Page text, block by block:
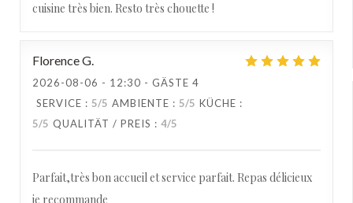
cuisine très bien. Resto très chouette !
FlorenceG
2026-08-06 - 12:30 - GÄSTE 4
SERVICE : 5/5 AMBIENTE : 5/5 KÜCHE :
5/5 QUALITÄT / PREIS : 4/5
Parfait,très bon accueil et service parfait. Repas délicieux
je recommande